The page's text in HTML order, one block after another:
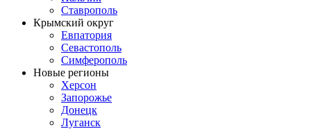
Ставрополь
Крымский округ
Евпатория
Севастополь
Симферополь
Новые регионы
Херсон
Запорожье
Донецк
Луганск